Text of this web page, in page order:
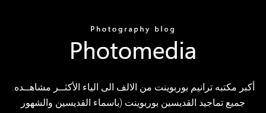
أكبر مكتبه ترانيم بوربوينت من الالف الى الياء الأكثــر مشاهــده.
جميع تماجيد القديسين بوربوينت (باسماء القديسين والشهور